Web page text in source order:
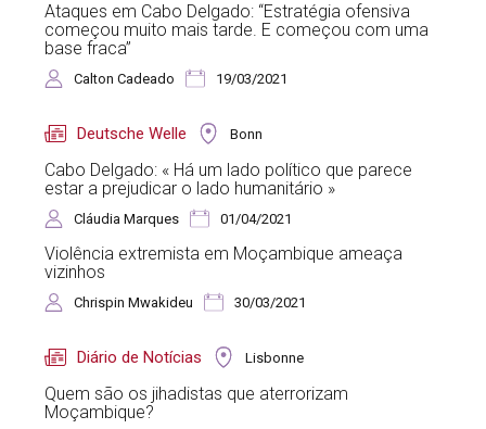
Ataques em Cabo Delgado: “Estratégia ofensiva
começou muito mais tarde. E começou com uma
base fraca”
Calton Cadeado 19/03/2021
Deutsche Welle Bonn
Cabo Delgado: « Há um lado político que parece
estar a prejudicar o lado humanitário »
Cláudia Marques 01/04/2021
Violência extremista em Moçambique ameaça
vizinhos
Chrispin Mwakideu 30/03/2021
Diário de Notícias Lisbonne
Quem são os jihadistas que aterrorizam
Moçambique?